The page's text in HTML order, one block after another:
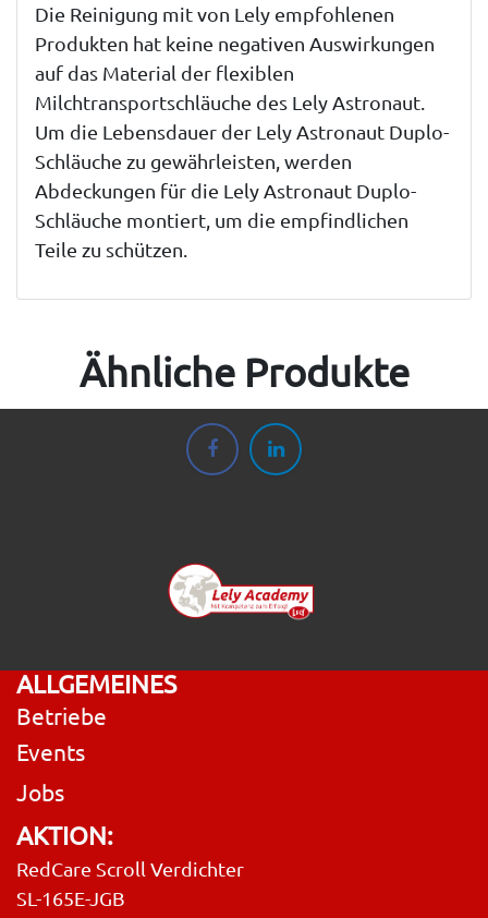
Die Reinigung mit von Lely empfohlenen
Produkten hat keine negativen Auswirkungen
auf das Material der flexiblen
Milchtransportschläuche des Lely Astronaut.
Um die Lebensdauer der Lely Astronaut Duplo-
Schläuche zu gewährleisten, werden
Abdeckungen für die Lely Astronaut Duplo-
Schläuche montiert, um die empfindlichen
Teile zu schützen.
Ähnliche Produkte
ALLGEMEINES
Betriebe
Events
Jobs
AKTION:
RedCare Scroll Verdichter
SL-165E-JGB